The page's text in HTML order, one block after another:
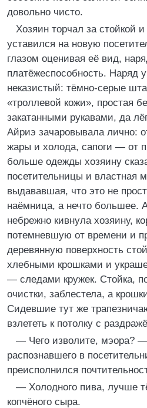
довольно чисто.
Хозяин торчал за стойкой
уставился на новую
глазом оценивая её вид,
платёжеспособность. Наряд
неказистый: тёмно-серые
«троллевой кожи», простая
закатанными рукавами, да
Айриэ зачаровывала лично:
жары и холода, сапоги — от
больше одежды хозяину
посетительницы и властная
выдававшая, что это не
наёмница, а нечто большее.
небрежно кивнула хозяину,
потемневшую от времени и
деревянную поверхность
хлебными крошками и
— следами кружек. Стойка,
очистки, заблестела, а
Сидевшие тут же
взлететь к потолку с
— Чего изволите, мэора? —
распознавшего в
преисполнился
— Холодного пива, лучше
копчёного сыра.